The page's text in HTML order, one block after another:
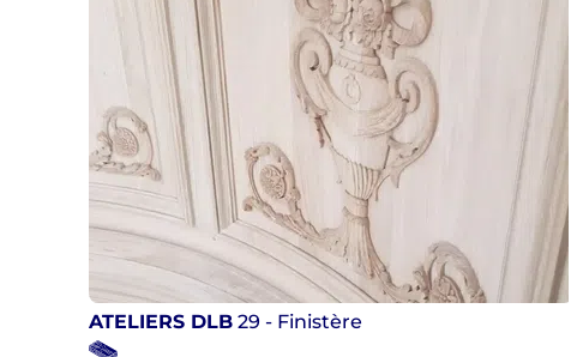
ATELIERS DLB 29 - Finistère